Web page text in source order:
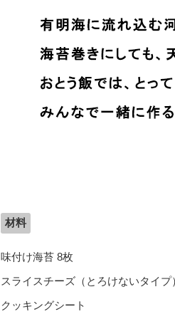
材料
味付け海苔 8枚
スライスチーズ（とろけないタイプ
クッキングシート